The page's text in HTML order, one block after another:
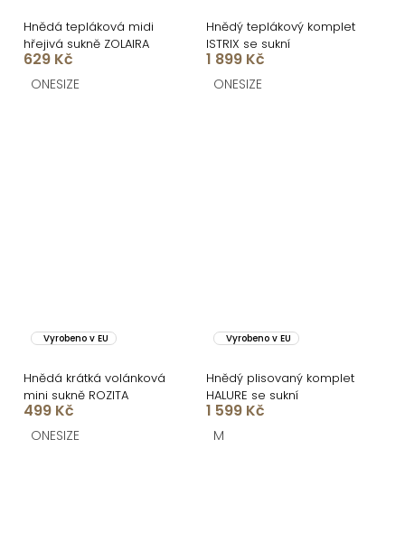
Hnědá tepláková midi
hřejivá sukně ZOLAIRA
629 Kč
ONESIZE
Hnědý teplákový komplet
ISTRIX se sukní
1 899 Kč
ONESIZE
Vyrobeno v EU
Hnědá krátká volánková
mini sukně ROZITA
499 Kč
ONESIZE
Vyrobeno v EU
Hnědý plisovaný komplet
HALURE se sukní
1 599 Kč
M